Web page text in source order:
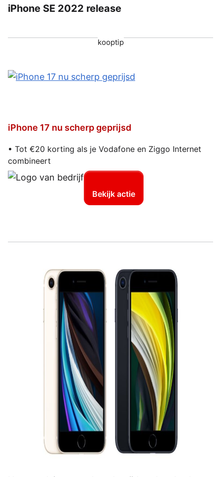
iPhone SE 2022 release
kooptip
iPhone 17 nu scherp geprijsd
• Tot €20 korting als je Vodafone en Ziggo Internet
combineert
Bekijk actie